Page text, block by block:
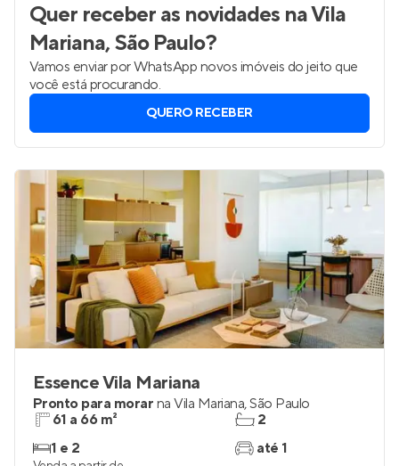
Quer receber as novidades na Vila
Mariana, São Paulo?
Vamos enviar por WhatsApp novos imóveis do jeito que
você está procurando.
QUERO RECEBER
Essence Vila Mariana
Pronto para morar na Vila Mariana,São Paulo
61 a 66 m²
1 e 2
2
até 1